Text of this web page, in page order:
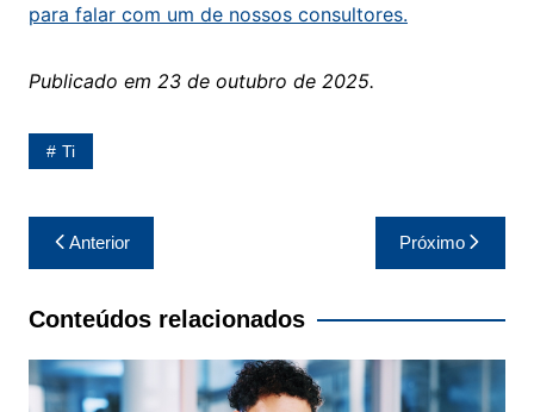
para falar com um de nossos consultores.
Publicado em 23 de outubro de 2025.
Ti
Navegação
de
Post
Anterior Próximo
Conteúdos relacionados